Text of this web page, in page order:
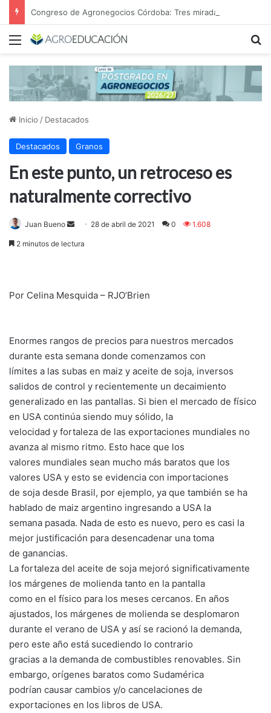
Menú
Inicio / Destacados
Destacados Granos
En este punto, un retroceso es
naturalmente correctivo
Juan Bueno
Send 28 de abril de 2021 0 1.608
2 minutos de lectura
Por Celina Mesquida – RJO’Brien
Enormes rangos de precios para nuestros mercados
durante esta semana donde comenzamos con
límites a las subas en maiz y aceite de soja, inversos
salidos de control y recientemente un decaimiento
generalizado en las pantallas. Si bien el mercado de físico
en USA continúa siendo muy sólido, la
velocidad y fortaleza de las exportaciones mundiales no
avanza al mismo ritmo. Esto hace que los
valores mundiales sean mucho más baratos que los
valores USA y esto se evidencia con importaciones
de soja desde Brasil, por ejemplo, ya que también se ha
hablado de maiz argentino ingresando a USA la
semana pasada. Nada de esto es nuevo, pero es casi la
mejor justificación para desencadenar una toma
de ganancias.
La fortaleza del aceite de soja mejoró significativamente
los márgenes de molienda tanto en la pantalla
como en el físico para los meses cercanos. En años
ajustados, los márgenes de molienda se desplomaron
durante el verano de USA y así se racionó la demanda,
pero este año está sucediendo lo contrario
gracias a la demanda de combustibles renovables. Sin
embargo, orígenes baratos como Sudamérica
podrían causar cambios y/o cancelaciones de
exportaciones en los libros de USA.